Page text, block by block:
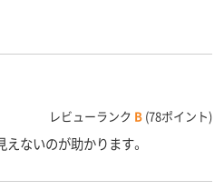
レビューランク B (78ポイント)
ないのが助かります。